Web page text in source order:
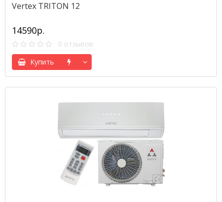
Vertex TRITON 12
14590р.
0 отзывов
Купить